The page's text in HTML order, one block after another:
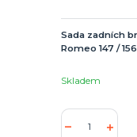
Sada zadních
Romeo 147 /
Skladem